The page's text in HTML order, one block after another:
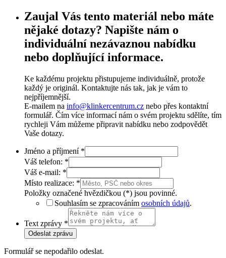
Zaujal Vás tento materiál nebo máte
nějaké dotazy? Napište nám o
individuální nezávaznou nabídku
nebo doplňující informace.
Ke každému projektu přistupujeme individuálně, protože
každý je originál. Kontaktujte nás tak, jak je vám to
nejpříjemnější.
E-mailem na info@klinkercentrum.cz nebo přes kontaktní
formulář. Čím více informací nám o svém projektu sdělíte, tím
rychleji Vám můžeme připravit nabídku nebo zodpovědět
Vaše dotazy.
Jméno a příjmení *
Váš telefon: *
Váš e-mail: *
Místo realizace: *
Položky označené hvězdičkou (*) jsou povinné.
Souhlasím se zpracováním osobních údajů.
Text zprávy *
Odeslat zprávu
Formulář se nepodařilo odeslat.